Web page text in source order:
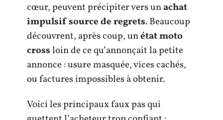
cœur, peuvent précipiter vers unachat
impulsif source de regrets. Beaucoup
découvrent, après coup, unétat moto
crossloin de ce qu’annonçait la petite
annonce : usure masquée, vices cachés,
ou factures impossibles à obtenir.
Voici les principaux faux pas qui